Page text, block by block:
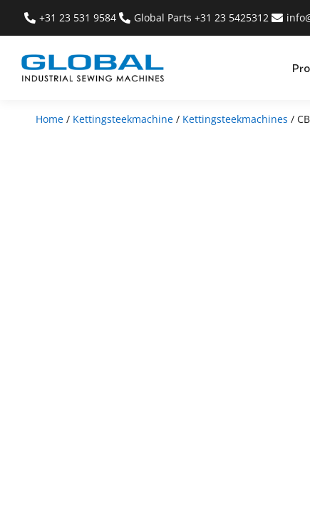
+31 23 531 9584 Global Parts +31 23 5425312
Home / Kettingsteekmachine / Kettingsteekmachines /